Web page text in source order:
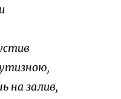
на залив,